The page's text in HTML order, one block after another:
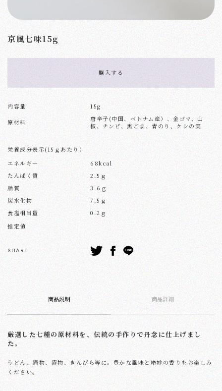
京風七味15g
購入する
内容量 15g
原材料
唐辛子(中国、ベトナム産）、金ゴマ、山
椒、チンピ、黒ごま、青のり、ケシの実
栄養成分表示(15ｇあたり）
エネルギー
68kcal
たんぱく質
2.5ｇ
脂質
3.6ｇ
炭水化物
7.5ｇ
食塩相当量
0.2ｇ
推定値
SHARE
商品説明 商品詳細
厳選した七種の原材料を、伝統の手作りで丹念に仕上げまし
た。
うどん、鍋物、漬物、きんぴら等に。豊かな風味と絶妙の香りをお楽しみ
ください。